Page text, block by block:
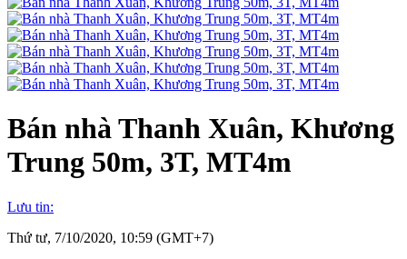
Bán nhà Thanh Xuân, Khương
Trung 50m, 3T, MT4m
Lưu tin:
Thứ tư, 7/10/2020, 10:59 (GMT+7)